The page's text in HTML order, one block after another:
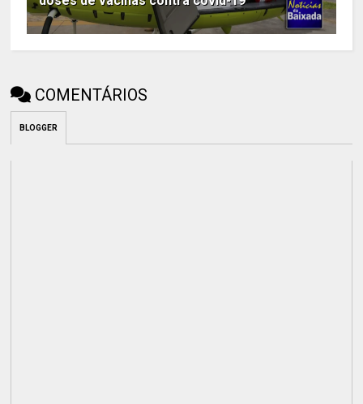
COMENTÁRIOS
BLOGGER